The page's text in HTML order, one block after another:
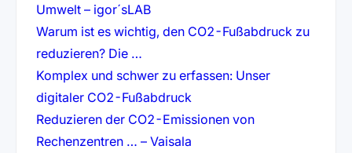
Umwelt – igor´sLAB(öffnet in neuem Tab)
Warum ist es wichtig, den CO2-Fußabdruck zu
reduzieren? Die …(öffnet in neuem Tab)
Komplex und schwer zu erfassen: Unser
digitaler CO2-Fußabdruck(öffnet in neuem Tab)
Reduzieren der CO2-Emissionen von
Rechenzentren … – Vaisala(öffnet in neuem Tab)